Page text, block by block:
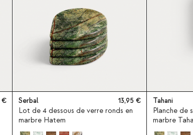
Serbal
13,95
Lot de 4 dessous de verre ronds en
marbre Hatem
Tahani
Planche de
marbre